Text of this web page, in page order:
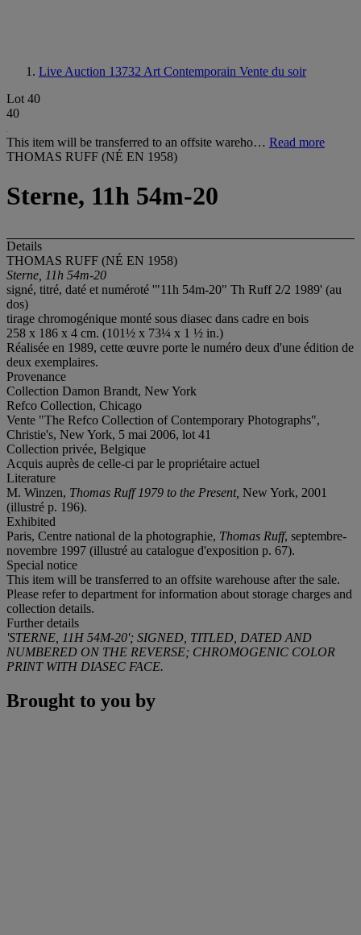
Live Auction 13732 Art Contemporain Vente du soir
Lot 40
40
This item will be transferred to an offsite wareho… Read more
THOMAS RUFF (NÉ EN 1958)
Sterne, 11h 54m-20
Details
THOMAS RUFF (NÉ EN 1958)
Sterne, 11h 54m-20
signé, titré, daté et numéroté '"11h 54m-20" Th Ruff 2/2 1989' (au
dos)
tirage chromogénique monté sous diasec dans cadre en bois
258 x 186 x 4 cm. (101½ x 73¼ x 1 ½ in.)
Réalisée en 1989, cette œuvre porte le numéro deux d'une édition de
deux exemplaires.
Provenance
Collection Damon Brandt, New York
Refco Collection, Chicago
Vente "The Refco Collection of Contemporary Photographs",
Christie's, New York, 5 mai 2006, lot 41
Collection privée, Belgique
Acquis auprès de celle-ci par le propriétaire actuel
Literature
M. Winzen, Thomas Ruff 1979 to the Present, New York, 2001
(illustré p. 196).
Exhibited
Paris, Centre national de la photographie, Thomas Ruff, septembre-
novembre 1997 (illustré au catalogue d'exposition p. 67).
Special notice
This item will be transferred to an offsite warehouse after the sale.
Please refer to department for information about storage charges and
collection details.
Further details
'STERNE, 11H 54M-20'; SIGNED, TITLED, DATED AND
NUMBERED ON THE REVERSE; CHROMOGENIC COLOR
PRINT WITH DIASEC FACE.
Brought to you by